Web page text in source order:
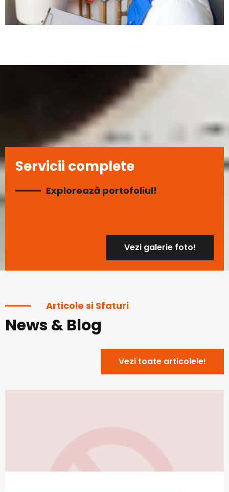
Servicii complete
Explorează portofoliul!
Vezi galerie foto!
Articole si Sfaturi
News & Blog
Vezi toate articolele!